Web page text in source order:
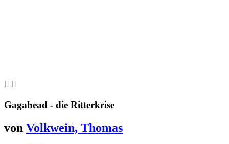
 
Gagahead - die Ritterkrise
von Volkwein, Thomas